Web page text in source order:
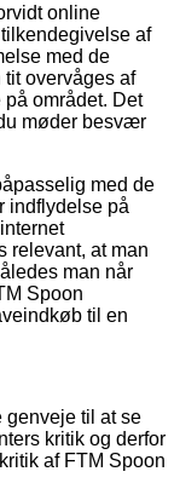
online
af
med de
overvåges af
området. Det
møder besvær
med de
indflydelse på
relevant, at man
man når
Spoon
til en
til at se
kritik og derfor
af FTM Spoon